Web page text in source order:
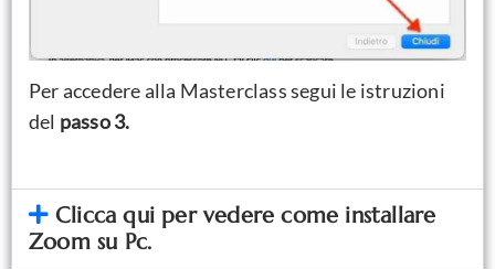
Per accedere alla Masterclass segui le istruzioni
del passo 3.
Clicca qui per vedere come installare
Zoom su Pc.